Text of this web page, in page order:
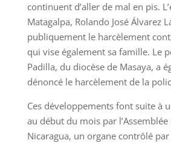
continuent d’aller de mal en pis.
Matagalpa, Rolando José Álvarez
publiquement le harcèlement
qui vise également sa famille. Le
Padilla, du diocèse de Masaya, a
dénoncé le harcèlement de la
Ces développements font suite à
au début du mois par
Nicaragua, un organe contrôlé